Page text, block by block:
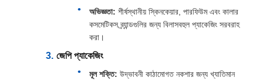
অভিজ্ঞতা: শীর্ষস্থানীয় স্কিনকেয়ার, পারফিউম এবং কালার
কসমেটিকস ব্র্যান্ডগুলির জন্য বিলাসবহুল প্যাকেজিং সরবরাহ
করা।
জেপি প্যাকেজিং
মূল শক্তি: উদ্ভাবনী কাঠামোগত নকশার জন্য খ্যাতিমান